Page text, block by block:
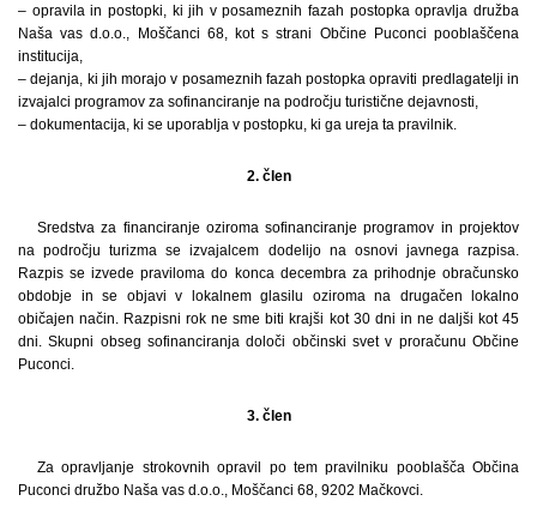
– opravila in postopki, ki jih v posameznih fazah postopka opravlja družba
Naša vas d.o.o., Moščanci 68, kot s strani Občine Puconci pooblaščena
institucija,
– dejanja, ki jih morajo v posameznih fazah postopka opraviti predlagatelji in
izvajalci programov za sofinanciranje na področju turistične dejavnosti,
– dokumentacija, ki se uporablja v postopku, ki ga ureja ta pravilnik.
2. člen
Sredstva za financiranje oziroma sofinanciranje programov in projektov
na področju turizma se izvajalcem dodelijo na osnovi javnega razpisa.
Razpis se izvede praviloma do konca decembra za prihodnje obračunsko
obdobje in se objavi v lokalnem glasilu oziroma na drugačen lokalno
običajen način. Razpisni rok ne sme biti krajši kot 30 dni in ne daljši kot 45
dni. Skupni obseg sofinanciranja določi občinski svet v proračunu Občine
Puconci.
3. člen
Za opravljanje strokovnih opravil po tem pravilniku pooblašča Občina
Puconci družbo Naša vas d.o.o., Moščanci 68, 9202 Mačkovci.